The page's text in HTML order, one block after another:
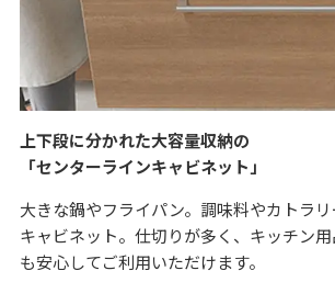
上下段に分かれた大容量収納の
「センターラインキャビネット」
大きな鍋やフライパン。調味料やカトラ
キャビネット。仕切りが多く、キッチン
も安心してご利用いただけます。